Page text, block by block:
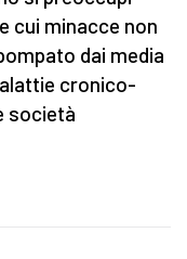
cui minacce non
dai media
cronico-
società